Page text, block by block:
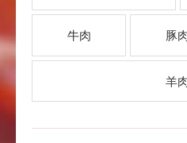
牛肉 豚
羊